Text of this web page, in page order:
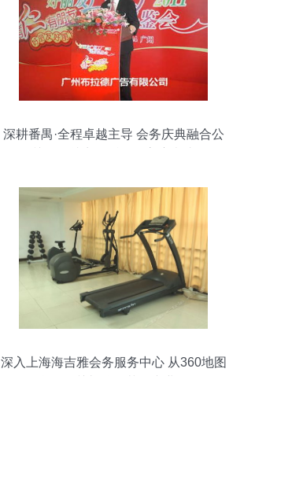
深耕番禺·全程卓越主导 会务庆典融合公
深入上海海吉雅会务服务中心 从360地图